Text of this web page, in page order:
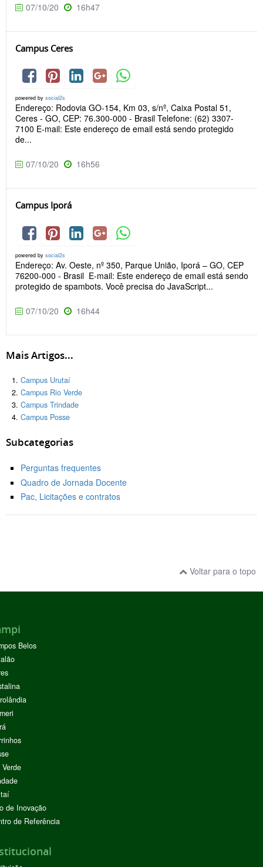
07/10/20 16h47
Campus Ceres
powered by social2s
Endereço: Rodovia GO-154, Km 03, s/nº, Caixa Postal 51,
Ceres - GO, CEP: 76.300-000 - Brasil Telefone: (62) 3307-
7100 E-mail: Este endereço de email está sendo protegido
de...
07/10/20 16h56
Campus Iporá
powered by social2s
Endereço: Av. Oeste, nº 350, Parque União, Iporá – GO, CEP
76200-000 - Brasil E-mail: Este endereço de email está sendo
protegido de spambots. Você precisa do JavaScript...
07/10/20 16h44
Mais Artigos...
Campus Urutaí
Campus Rio Verde
Campus Trindade
Campus Posse
Subcategorias
Perguntas frequentes
Quadro de Jornada Docente
Pac, Licitações e contratos
Voltar para o topo
Belos
de Inovação
de Referência